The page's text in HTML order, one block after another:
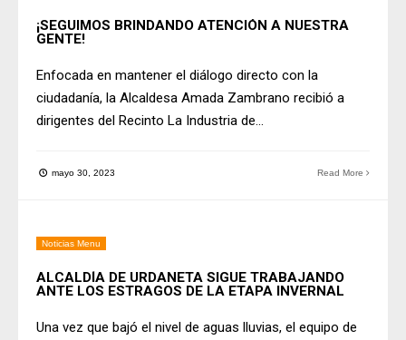
¡SEGUIMOS BRINDANDO ATENCIÓN A NUESTRA
GENTE!
Enfocada en mantener el diálogo directo con la
ciudadanía, la Alcaldesa Amada Zambrano recibió a
dirigentes del Recinto La Industria de...
mayo 30, 2023 Read More
Noticias Menu
ALCALDÍA DE URDANETA SIGUE TRABAJANDO
ANTE LOS ESTRAGOS DE LA ETAPA INVERNAL
Una vez que bajó el nivel de aguas lluvias, el equipo de